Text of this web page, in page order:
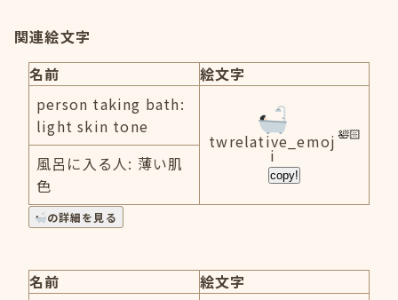
関連絵文字
名前
絵文字
person taking bath:
light skin tone
twrelative_emoj
i
copy!
風呂に入る人: 薄い肌
色
の詳細を見る
名前
絵文字